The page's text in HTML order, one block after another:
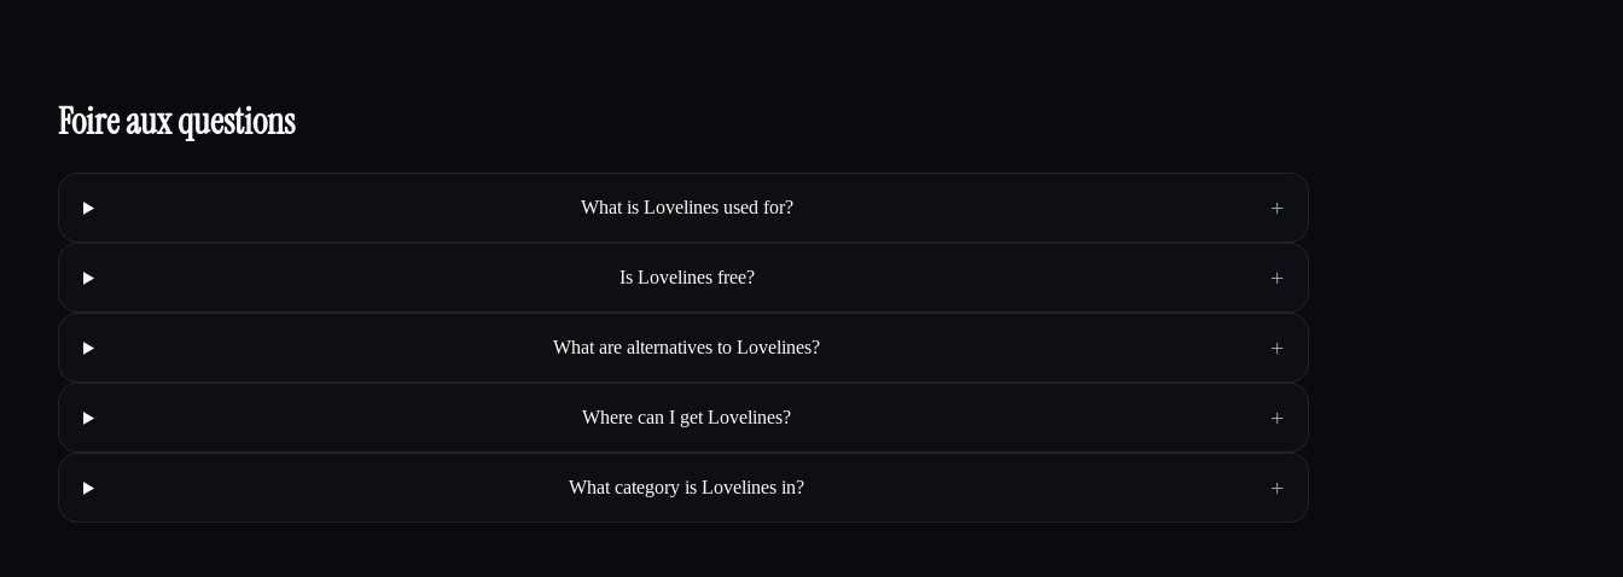
Foire aux questions
What is Lovelines used for? +
Is Lovelines free? +
What are alternatives to Lovelines? +
Where can I get Lovelines? +
What category is Lovelines in? +